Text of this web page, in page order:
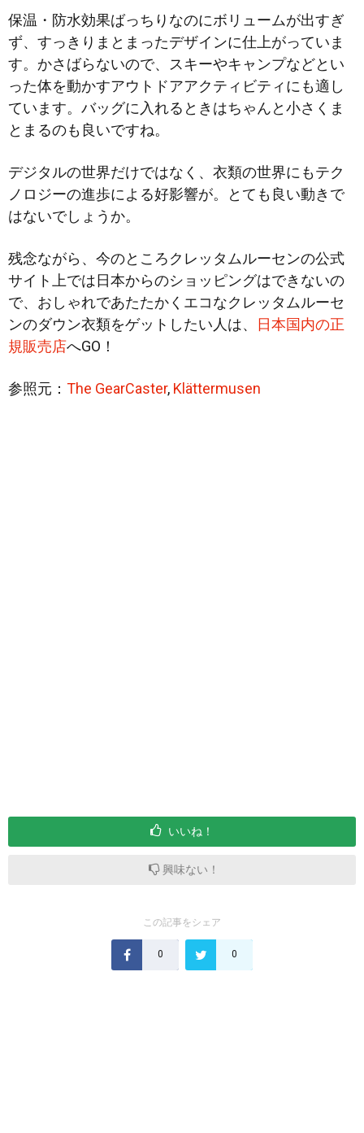
保温・防水効果ばっちりなのにボリュームが出すぎ
ず、すっきりまとまったデザインに仕上がっていま
す。かさばらないので、スキーやキャンプなどとい
った体を動かすアウトドアアクティビティにも適し
ています。バッグに入れるときはちゃんと小さくま
とまるのも良いですね。
デジタルの世界だけではなく、衣類の世界にもテク
ノロジーの進歩による好影響が。とても良い動きで
はないでしょうか。
残念ながら、今のところクレッタムルーセンの公式
サイト上では日本からのショッピングはできないの
で、おしゃれであたたかくエコなクレッタムルーセ
ンのダウン衣類をゲットしたい人は、 日本国内の正
規販売店へGO！
参照元： The GearCaster, Klättermusen
いいね！
興味ない！
この記事をシェア
0 0